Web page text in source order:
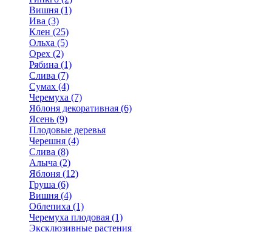
Вишня (1)
Ива (3)
Клен (25)
Ольха (5)
Орех (2)
Рябина (1)
Слива (7)
Сумах (4)
Черемуха (7)
Яблоня декоративная (6)
Ясень (9)
Плодовые деревья
Черешня (4)
Слива (8)
Алыча (2)
Яблоня (12)
Груша (6)
Вишня (4)
Облепиха (1)
Черемуха плодовая (1)
Эксклюзивные растения